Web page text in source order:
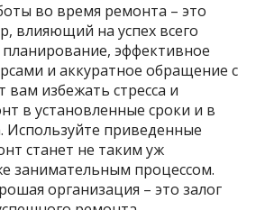
во время ремонта – это
влияющий на успех всего
эффективное
и аккуратное обращение с
вам избежать стресса и
в установленные сроки и в
Используйте приведенные
станет не таким уж
занимательным процессом.
организация – это залог